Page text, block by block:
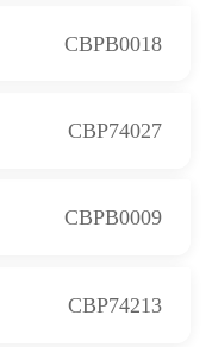
CBPB0018
CBP74027
CBPB0009
CBP74213